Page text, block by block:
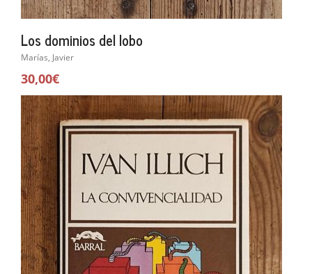
Los dominios del lobo
Marías, Javier
30,00€